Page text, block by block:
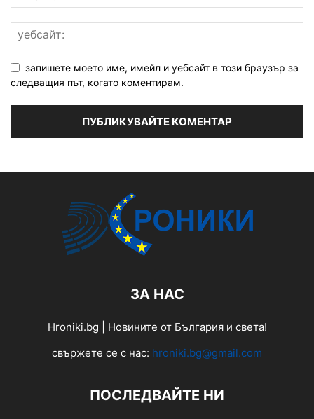
запишете моето име, имейл и уебсайт в този браузър за
следващия път, когато коментирам.
ЗА НАС
Hroniki.bg | Новините от България и света!
свържете се с нас: hroniki.bg@gmail.com
ПОСЛЕДВАЙТЕ НИ